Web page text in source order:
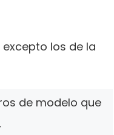
los de la
de modelo que